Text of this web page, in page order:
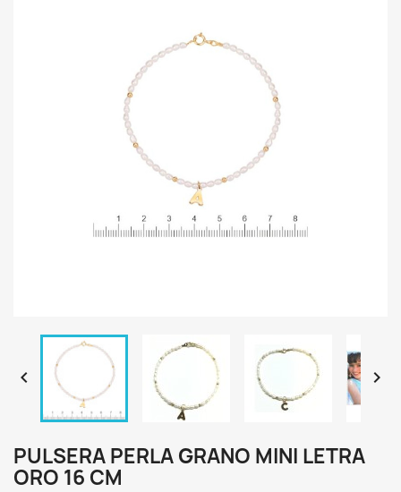
 
PULSERA PERLA GRANO MINI LETRA
ORO 16 CM